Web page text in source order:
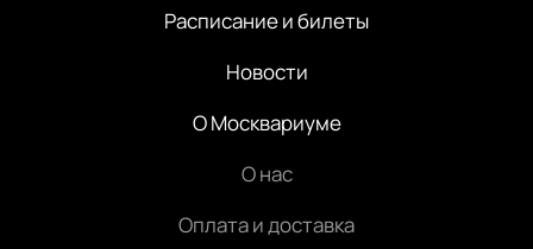
Расписание и билеты
Новости
О Москвариуме
О нас
Оплата и доставка